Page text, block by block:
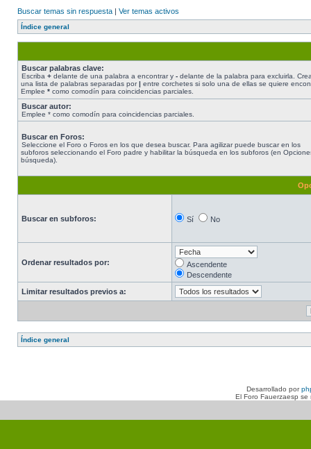
Buscar temas sin respuesta | Ver temas activos
Índice general
Buscar palabras clave:
Escriba + delante de una palabra a encontrar y - delante de la palabra para excluirla.
una lista de palabras separadas por| entre corchetes si solo una de ellas se quiere
Emplee * como comodín para coincidencias parciales.
Buscar autor:
Emplee * como comodín para coincidencias parciales.
Buscar en Foros:
Seleccione el Foro o Foros en los que desea buscar. Para agilizar puede buscar en los
subforos seleccionando el Foro padre y habilitar la búsqueda en los subforos (en
búsqueda).
Buscar en subforos: Sí No
Ordenar resultados por:
Ascendente
Descendente
Limitar resultados previos a:
Índice general
Desarrollado por
El Foro Fauerzaesp